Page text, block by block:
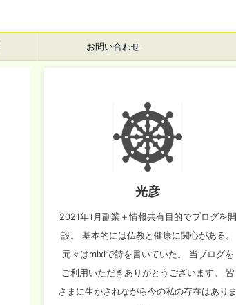
お問い合わせ
光彦
2021年1月副業＋情報共有目的でブログを開
設。 基本的には仏教と健康に関心がある。
元々はmixiで詩を書いていた。 当ブログを
ご利用いただきありがとうございます。 皆
さまに生かされながら今の私の存在はありま